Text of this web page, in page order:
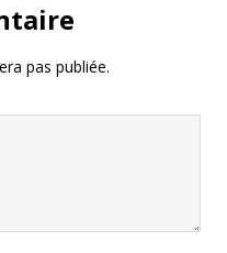
pas publiée.